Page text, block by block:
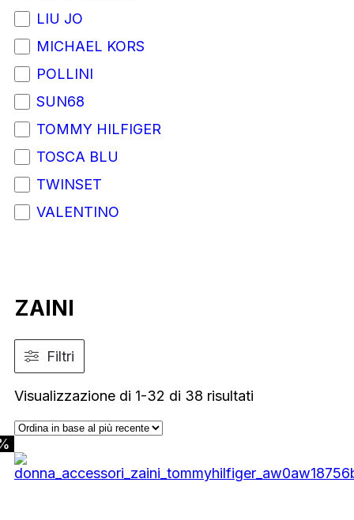
LIU JO
MICHAEL KORS
POLLINI
SUN68
TOMMY HILFIGER
TOSCA BLU
TWINSET
VALENTINO
ZAINI
Filtri
Visualizzazione di 1-32 di 38 risultati
recente